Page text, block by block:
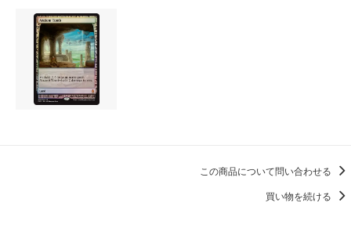
この商品について問い合わせる
買い物を続ける